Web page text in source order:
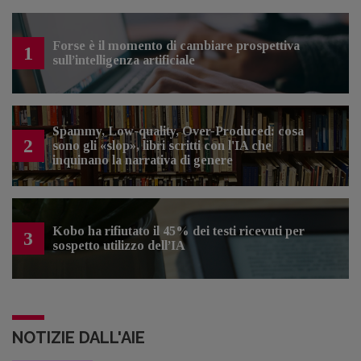
1
Forse è il momento di cambiare prospettiva
sull’intelligenza artificiale
2
Spammy, Low-quality, Over-Produced: cosa
sono gli «slop», libri scritti con l'IA che
inquinano la narrativa di genere
3
Kobo ha rifiutato il 45% dei testi ricevuti per
sospetto utilizzo dell’IA
NOTIZIE DALL'AIE